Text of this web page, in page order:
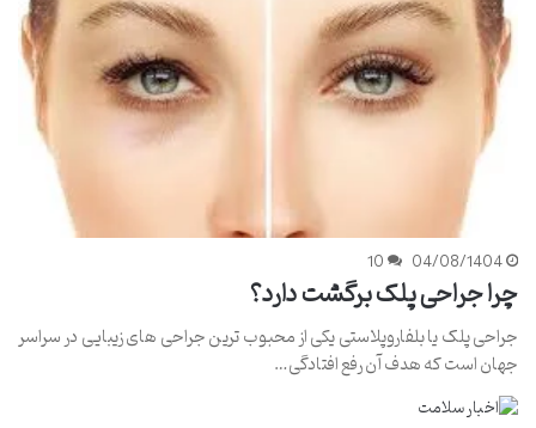
04/08/1404
10
چرا جراحی پلک برگشت دارد؟
جراحی پلک یا بلفاروپلاستی یکی از محبوب ترین جراحی های زیبایی در سراسر
جهان است که هدف آن رفع افتادگی…